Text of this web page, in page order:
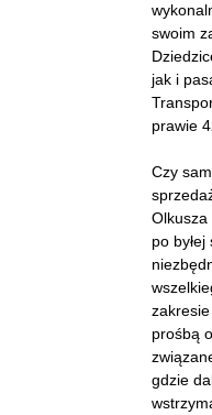
swoim
jak i
prawie
Czy
Olkusza
po
prośbą
gdzie